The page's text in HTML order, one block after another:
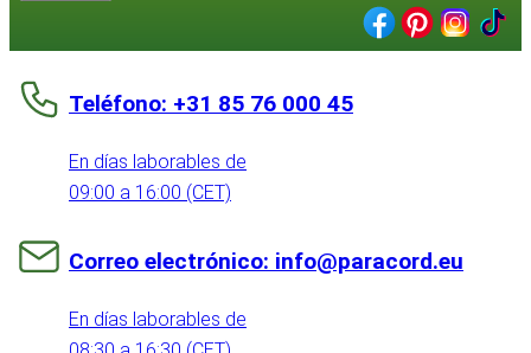
Teléfono: +31 85 76 000 45
En días laborables de
09:00 a 16:00 (CET)
Correo electrónico: info@paracord.eu
En días laborables de